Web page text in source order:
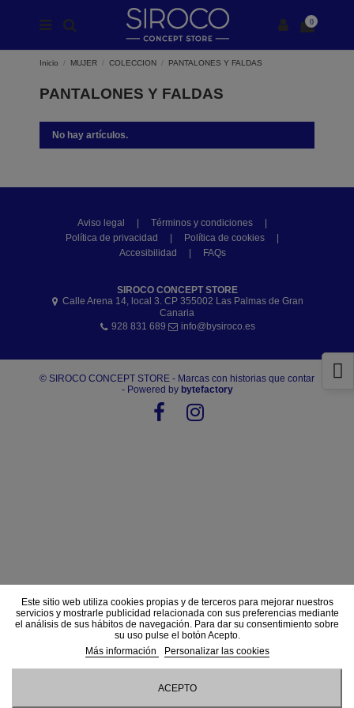
0
Inicio MUJER COLECCION PANTALONES Y FALDAS
PANTALONES Y FALDAS
No hay artículos.
Aviso legal Términos y condiciones
Política de privacidad
| Política de cookies
|
Accesibilidad
| FAQs
SIROCO CONCEPT STORE
Calle Arena 14, local 3. CP 355002 Las Palmas de Gran
Canaria
928 831 689
info@bysiroco.es
Este sitio web utiliza cookies propias y de terceros para mejorar nuestros
servicios y mostrarle publicidad relacionada con sus preferencias mediante
el análisis de sus hábitos de navegación. Para dar su consentimiento sobre
su uso pulse el botón Acepto.
Más información
Personalizar las cookies
ACEPTO
© SIROCO CONCEPT STORE - Marcas con historias que contar
- Powered by bytefactory